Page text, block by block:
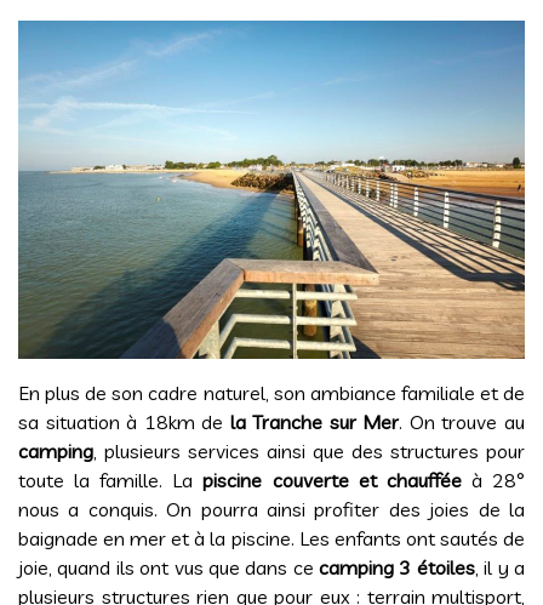
En plus de son cadre naturel, son ambiance familiale et de
sa situation à 18km de la Tranche sur Mer. On trouve au
camping , plusieurs services ainsi que des structures pour
toute la famille. Lapiscine couverte et chaufféeà 28°
nous a conquis. On pourra ainsi profiter des joies de la
baignade en mer et à la piscine. Les enfants ont sautés de
joie, quand ils ont vus que dans cecamping 3 étoiles, il y a
plusieurs structures rien que pour eux : terrain multisport,